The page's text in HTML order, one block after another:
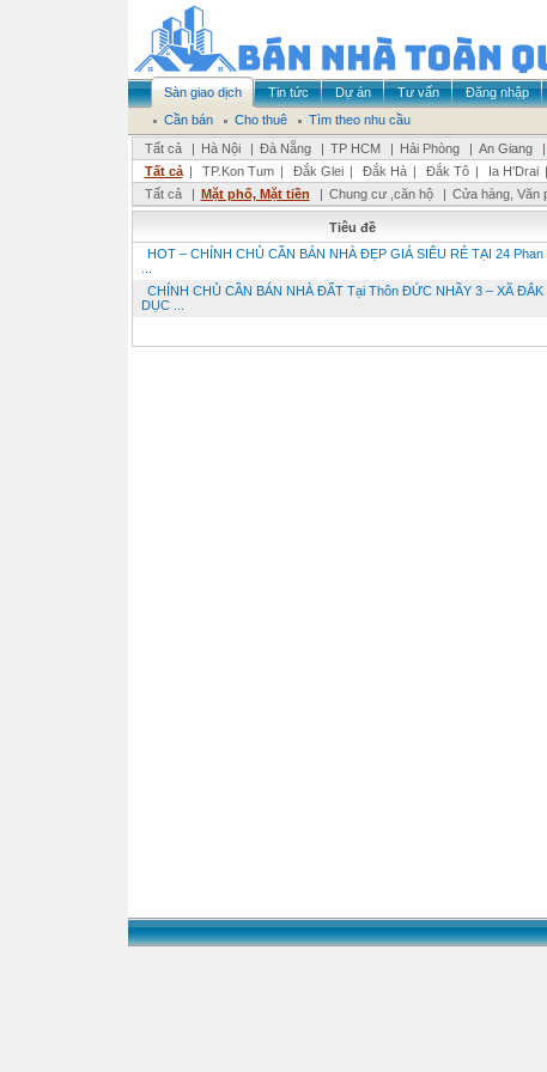
Sàn giao dịch Tin tức Dự án Tư vấn Đăng nhập
Cần bán
Cho thuê
Tìm theo nhu cầu
Tất cả
| Hà Nội | Đà Nẵng | TP HCM | Hải Phòng | An Giang |
Tất cả | TP.Kon Tum | Đắk Glei | Đắk Hà | Đắk Tô | Ia H'Drai |
Tất cả
| Mặt phố, Mặt tiền | Chung cư ,căn hộ | Cửa hàng, Văn
Tiêu đề
HOT – CHÍNH CHỦ CẦN BÁN NHÀ ĐẸP GIÁ SIÊU RẺ TẠI 24 Phan
CHÍNH CHỦ CẦN BÁN NHÀ ĐẤT Tại Thôn ĐỨC NHẦY 3 – XÃ ĐẮK
DỤC ...